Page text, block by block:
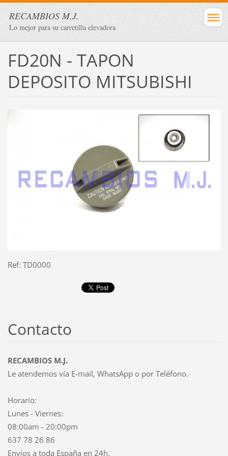
RECAMBIOS M.J.
Lo mejor para su carretilla elevadora
FD20N - TAPON
DEPOSITO MITSUBISHI
Ref: TD0000
Contacto
RECAMBIOS M.J.
Le atendemos vía E-mail, WhatsApp o por Teléfono.
Horario:
Lunes - Viernes:
08:00am - 20:00pm
637 78 26 86
Envíos a toda España en 24h.